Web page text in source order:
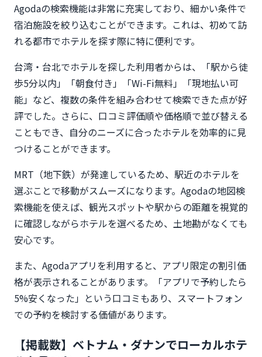
Agodaの検索機能は非常に充実しており、細かい条件で
宿泊施設を絞り込むことができます。これは、初めて訪
れる都市でホテルを探す際に特に便利です。
台湾・台北でホテルを探した利用者からは、「駅から徒
歩5分以内」「朝食付き」「Wi-Fi無料」「現地払い可
能」など、複数の条件を組み合わせて検索できた点が好
評でした。さらに、口コミ評価順や価格順で並び替える
こともでき、自分のニーズに合ったホテルを効率的に見
つけることができます。
MRT（地下鉄）が発達しているため、駅近のホテルを
選ぶことで移動がスムーズになります。Agodaの地図検
索機能を使えば、観光スポットや駅からの距離を視覚的
に確認しながらホテルを選べるため、土地勘がなくても
安心です。
また、Agodaアプリを利用すると、アプリ限定の割引価
格が表示されることがあります。「アプリで予約したら
5%安くなった」という口コミもあり、スマートフォン
での予約を検討する価値があります。
【掲載数】ベトナム・ダナンでローカルホテ